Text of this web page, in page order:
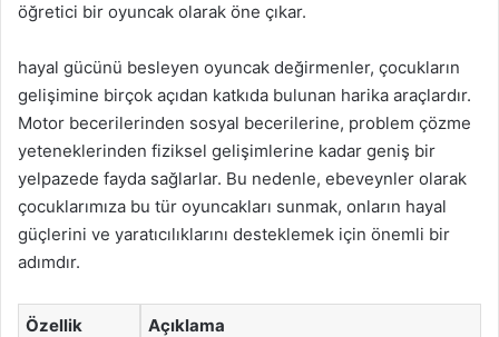
öğretici bir oyuncak olarak öne çıkar.
hayal gücünü besleyen oyuncak değirmenler, çocukların
gelişimine birçok açıdan katkıda bulunan harika araçlardır.
Motor becerilerinden sosyal becerilerine, problem çözme
yeteneklerinden fiziksel gelişimlerine kadar geniş bir
yelpazede fayda sağlarlar. Bu nedenle, ebeveynler olarak
çocuklarımıza bu tür oyuncakları sunmak, onların hayal
güçlerini ve yaratıcılıklarını desteklemek için önemli bir
adımdır.
Özellik Açıklama